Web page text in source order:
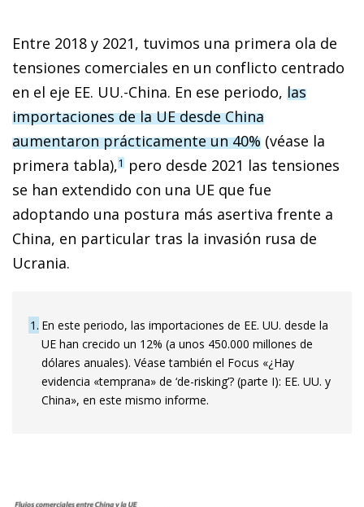
Entre 2018 y 2021, tuvimos una primera ola de
tensiones comerciales en un conflicto centrado
en el eje EE. UU.-China. En ese periodo, las
importaciones de la UE desde China
aumentaron prácticamente un 40% (véase la
primera tabla),1 pero desde 2021 las tensiones
se han extendido con una UE que fue
adoptando una postura más asertiva frente a
China, en particular tras la invasión rusa de
Ucrania.
1 En este periodo, las importaciones de EE. UU. desde la
UE han crecido un 12% (a unos 450.000 millones de
dólares anuales). Véase también el Focus «¿Hay
evidencia «temprana» de ‘de-risking’? (parte I): EE. UU. y
China», en este mismo informe.